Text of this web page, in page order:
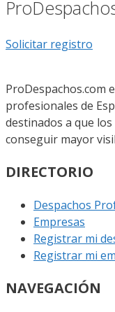
Solicitar registro
ProDespachos.com
profesionales de
destinados a que
conseguir mayor
DIRECTORIO
Despachos
Empresas
Registrar mi
Registrar mi
NAVEGACIÓN